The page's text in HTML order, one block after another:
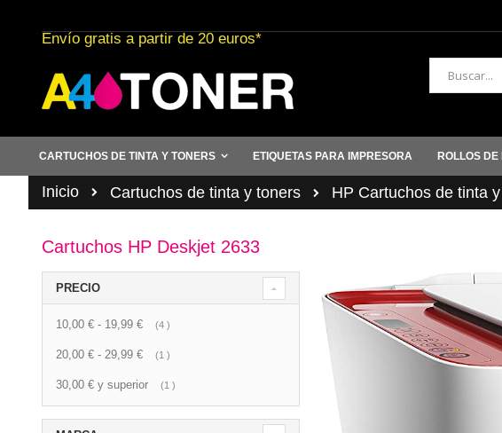
contenido
Envío gratis a partir de 20 euros*
CARTUCHOS DE TINTA Y TONERS ETIQUETAS PARA IMPRESORA ROLLOS DE
Inicio Cartuchos de tinta y toners HP Cartuchos de tinta
Cartuchos HP Deskjet 2633
PRECIO
10,00 € - 19,99 € 4 artículo
20,00 € - 29,99 € 1 artículo
30,00 € y superior 1 artículo